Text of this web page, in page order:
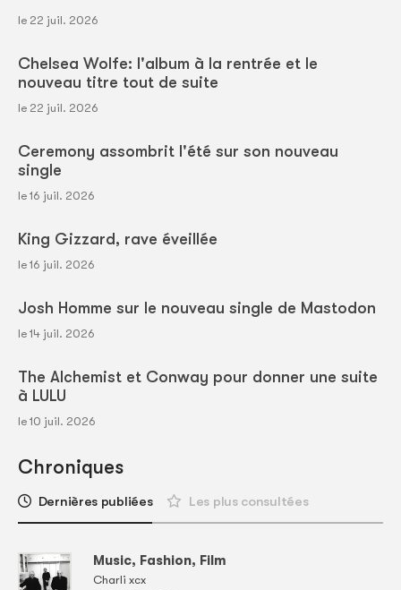
le 22 juil. 2026
Chelsea Wolfe: l'album à la rentrée et le
nouveau titre tout de suite
le 22 juil. 2026
Ceremony assombrit l'été sur son nouveau
single
le 16 juil. 2026
King Gizzard, rave éveillée
le 16 juil. 2026
Josh Homme sur le nouveau single de Mastodon
le 14 juil. 2026
The Alchemist et Conway pour donner une suite
à LULU
le 10 juil. 2026
Chroniques
Dernières publiées Les plus consultées
Music, Fashion, Film
Charli xcx